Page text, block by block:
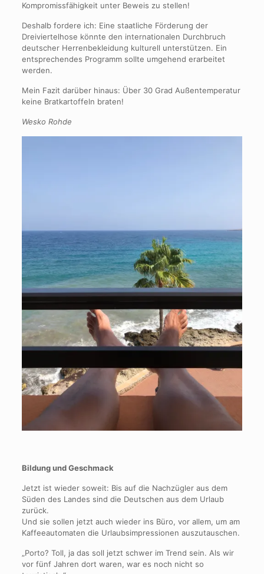
Kompromissfähigkeit unter Beweis zu stellen!
Deshalb fordere ich: Eine staatliche Förderung der
Dreiviertelhose könnte den internationalen Durchbruch
deutscher Herrenbekleidung kulturell unterstützen. Ein
entsprechendes Programm sollte umgehend erarbeitet
werden.
Mein Fazit darüber hinaus: Über 30 Grad Außentemperatur
keine Bratkartoffeln braten!
Wesko Rohde
Bildung und Geschmack
Jetzt ist wieder soweit: Bis auf die Nachzügler aus dem
Süden des Landes sind die Deutschen aus dem Urlaub
zurück.
Und sie sollen jetzt auch wieder ins Büro, vor allem, um am
Kaffeeautomaten die Urlaubsimpressionen auszutauschen.
„Porto? Toll, ja das soll jetzt schwer im Trend sein. Als wir
vor fünf Jahren dort waren, war es noch nicht so